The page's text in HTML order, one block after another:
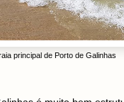
principal de Porto de Galinhas